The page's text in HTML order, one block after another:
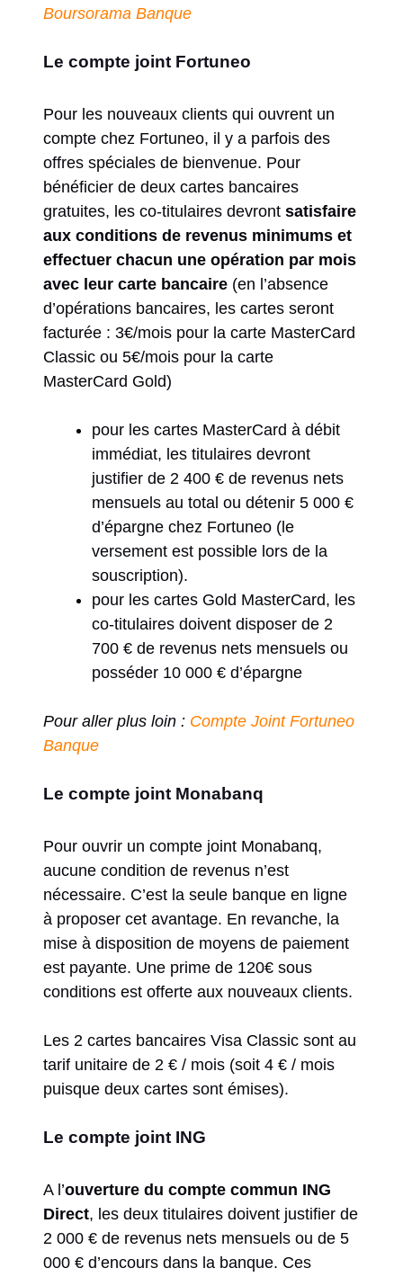
Boursorama Banque
Le compte joint Fortuneo
Pour les nouveaux clients qui ouvrent un
compte chez Fortuneo, il y a parfois des
offres spéciales de bienvenue. Pour
bénéficier de deux cartes bancaires
gratuites, les co-titulaires devront satisfaire
aux conditions de revenus minimums et
effectuer chacun une opération par mois
avec leur carte bancaire (en l’absence
d’opérations bancaires, les cartes seront
facturée : 3€/mois pour la carte MasterCard
Classic ou 5€/mois pour la carte
MasterCard Gold)
pour les cartes MasterCard à débit
immédiat, les titulaires devront
justifier de 2 400 € de revenus nets
mensuels au total ou détenir 5 000 €
d’épargne chez Fortuneo (le
versement est possible lors de la
souscription).
pour les cartes Gold MasterCard, les
co-titulaires doivent disposer de 2
700 € de revenus nets mensuels ou
posséder 10 000 € d’épargne
Pour aller plus loin : Compte Joint Fortuneo
Banque
Le compte joint Monabanq
Pour ouvrir un compte joint Monabanq,
aucune condition de revenus n’est
nécessaire. C’est la seule banque en ligne
à proposer cet avantage. En revanche, la
mise à disposition de moyens de paiement
est payante. Une prime de 120€ sous
conditions est offerte aux nouveaux clients.
Les 2 cartes bancaires Visa Classic sont au
tarif unitaire de 2 € / mois (soit 4 € / mois
puisque deux cartes sont émises).
Le compte joint ING
A l’ouverture du compte commun ING
Direct, les deux titulaires doivent justifier de
2 000 € de revenus nets mensuels ou de 5
000 € d’encours dans la banque. Ces